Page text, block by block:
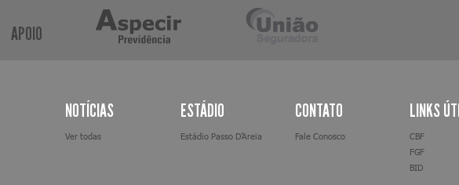
APOIO
NOTÍCIAS
Ver todas
ESTÁDIO
Estádio Passo D’Areia
CONTATO
Fale Conosco
LINKS
CBF
FGF
BID